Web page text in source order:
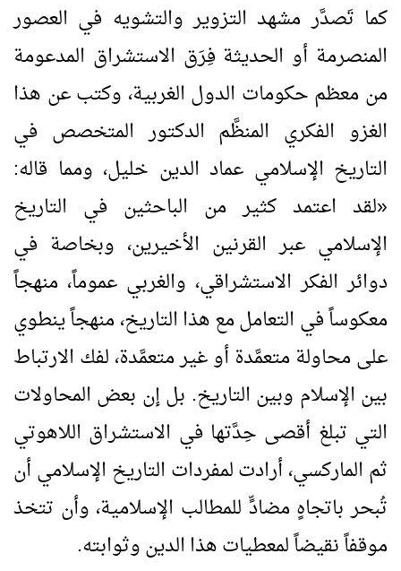
كما تَصدَّر مشهد التزوير والتشويه في العصور
المنصرمة أو الحديثة فِرَق الاستشراق المدعومة
من معظم حكومات الدول الغربية، وكتب عن هذا
الغزو الفكري المنظَّم الدكتور المتخصص في
التاريخ الإسلامي عماد الدين خليل، ومما قاله:
«لقد اعتمد كثير من الباحثين في التاريخ
الإسلامي عبر القرنين الأخيرين، وبخاصة في
دوائر الفكر الاستشراقي، والغربي عموماً، منهجاً
معكوساً في التعامل مع هذا التاريخ، منهجاً ينطوي
على محاولة متعمَّدة أو غير متعمَّدة، لفك الارتباط
بين الإسلام وبين التاريخ. بل إن بعض المحاولات
التي تبلغ أقصى حِدَّتها في الاستشراق اللاهوتي
ثم الماركسي، أرادت لمفردات التاريخ الإسلامي أن
تُبحر باتجاهٍ مضادٍّ للمطالب الإسلامية، وأن تتخذ
موقفاً نقيضاً لمعطيات هذا الدين وثوابته.